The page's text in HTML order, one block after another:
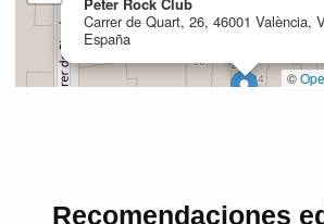
Recomendaciones